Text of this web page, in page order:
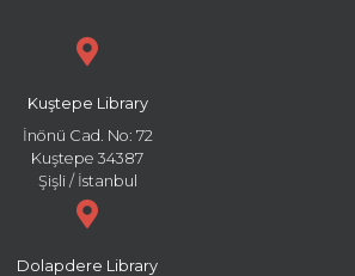
Kuştepe Library
İnönü Cad. No: 72
Kuştepe 34387
Şişli / İstanbul
Dolapdere Library